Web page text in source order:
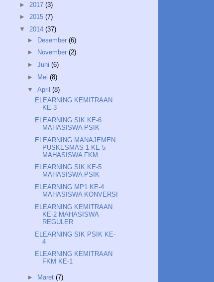
► 2017 (3)
► 2015 (7)
▼ 2014 (37)
► Desember (6)
►
November (2)
► Juni (6)
►
Mei (8)
▼ April (8)
ELEARNING KEMITRAAN
KE-3
ELEARNING SIK KE-6
MAHASISWA PSIK
ELEARNING MANAJEMEN
PUSKESMAS 1 KE-5
MAHASISWA FKM...
ELEARNING SIK KE-5
MAHASISWA PSIK
ELEARNING MP1 KE-4
MAHASISWA KONVERSI
ELEARNING KEMITRAAN
KE-2 MAHASISWA
REGULER
ELEARNING SIK PSIK KE-
4
ELEARNING KEMITRAAN
FKM KE-1
► Maret (7)